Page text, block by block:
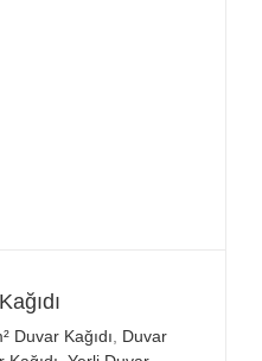
Duvar Kağıdı
Duvar